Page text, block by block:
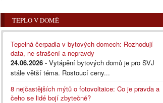
TEPLO V DOMĚ
Tepelná čerpadla v bytových domech: Rozhodují
data, ne strašení a nepravdy
24.06.2026 - Vytápění bytových domů je pro SVJ
stále větší téma. Rostoucí ceny...
8 nejčastějších mýtů o fotovoltaice: Co je pravda a
čeho se lidé bojí zbytečně?